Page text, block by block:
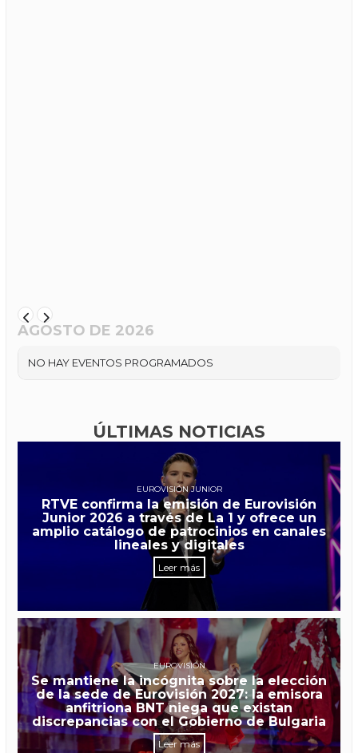
AGOSTO DE 2026
NO HAY EVENTOS PROGRAMADOS
ÚLTIMAS NOTICIAS
EUROVISIÓN JUNIOR
RTVE confirma la emisión de Eurovisión
Junior 2026 a través de La 1 y ofrece un
amplio catálogo de patrocinios en canales
lineales y digitales
Leer más
EUROVISIÓN
Se mantiene la incógnita sobre la elección
de la sede de Eurovisión 2027: la emisora
anfitriona BNT niega que existan
discrepancias con el Gobierno de Bulgaria
Leer más